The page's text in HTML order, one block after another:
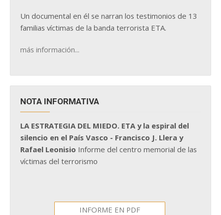
Un documental en él se narran los testimonios de 13
familias víctimas de la banda terrorista ETA.
más información...
NOTA INFORMATIVA
LA ESTRATEGIA DEL MIEDO. ETA y la espiral del
silencio en el País Vasco - Francisco J. Llera y
Rafael Leonisio Informe del centro memorial de las
víctimas del terrorismo
INFORME EN PDF